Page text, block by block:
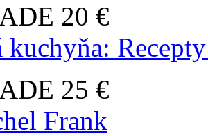
20 €
kuchyňa:
25 €
Frank